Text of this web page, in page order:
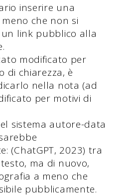
inserire una
che non si
link pubblico alla
modificato per
di chiarezza, è
nella nota (ad
per motivi di
sistema autore-data
(ChatGPT, 2023) tra
ma di nuovo,
a meno che
pubblicamente.